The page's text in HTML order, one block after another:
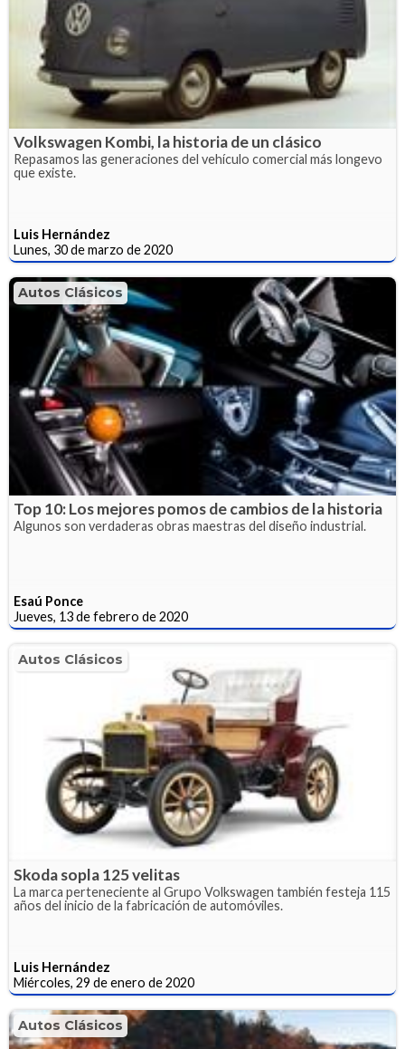
Volkswagen Kombi, la historia de un clásico
Repasamos las generaciones del vehículo comercial más longevo
que existe.
Luis Hernández
Lunes, 30 de marzo de 2020
Autos Clásicos
Top 10: Los mejores pomos de cambios de la historia
Algunos son verdaderas obras maestras del diseño industrial.
Esaú Ponce
Jueves, 13 de febrero de 2020
Autos Clásicos
Skoda sopla 125 velitas
La marca perteneciente al Grupo Volkswagen también festeja 115
años del inicio de la fabricación de automóviles.
Luis Hernández
Miércoles, 29 de enero de 2020
Autos Clásicos